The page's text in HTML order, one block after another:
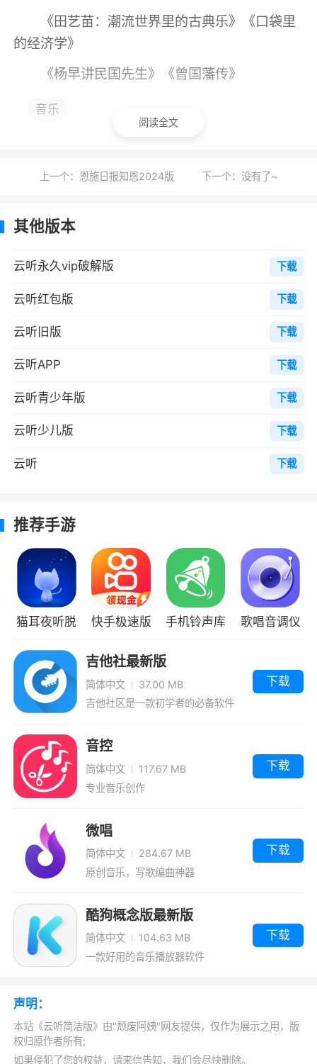
《田艺苗：潮流世界里的古典乐》《口袋里
的经济学》
《杨早讲民国先生》《曾国藩传》
【给孩子】
《中小学语文示范诵读库》《听相声学成
1、有各种类型的小说资源，让喜欢看小说的
人能找到喜欢的书。
2、随时随地一键播放小说的朗读语音，精
彩的内容很快就会出现在你眼前。
3、播音员录制的音频小说不是手机音频朗
读，而是更丰富朗读内容。
4、有着真实的AI说书体验，能够让大家感
受到非常真实的人工说书。
1、这样你阅读起来会轻松一些，专门为一些
发烧书友打造的福利基地
2、海量的优质音频节目，能够为户提供数
万的精品节目，包括了：情感电台、历史人文、
健康财经等等
3、还有云听声工厂打造的百余部优质有声
书、通识讲堂持续上新
4、中国诗词小课听相声游中国中小学语文
示范诵读库
5、央视广播电视台的手机客户端应用，实
现了移动化的场景的使用，为用户提供优质的广
小编评价
1、该软件提供的所有资源供您直接打开和观
源很多
2、这是一款由中央人民广播电台打造的电
台音频手机应用，更好地进行音乐音频内容的传
播，为大家带来了优质的音频内容，更好地进行
大家的娱乐生活更加美好幸福
音乐
阅读全文
上一个：恩施日报知恩2024版 下一个：没有了~
其他版本
云听永久vip破解版 下载
云听红包版 下载
云听旧版 下载
云听APP 下载
云听青少年版 下载
云听少儿版 下载
云听 下载
推荐手游
猫耳夜听脱
单版
快手极速版
手机铃声库
歌唱音调仪
吉他社最新版
简体中文
37.00 MB
吉他社区是一款初学者的必备软件
下载
音控
简体中文
117.67 MB
专业音乐创作
下载
微唱
简体中文
284.67 MB
原创音乐，写歌编曲神器
下载
酷狗概念版最新版
简体中文
104.63 MB
一款好用的音乐播放器软件
下载
声明：
本站《云听简洁版》由"颓废阿姨"网友提供，仅作为展示之用，版
权归原作者所有;
如果侵犯了您的权益，请来信告知，我们会尽快删除。